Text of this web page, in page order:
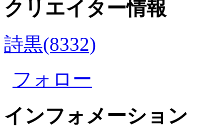
クリエイター情報
詩黒(8332)
フォロー
インフォメーション